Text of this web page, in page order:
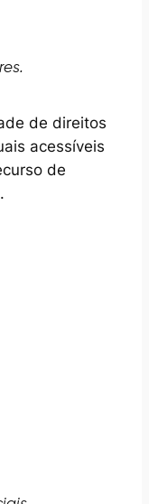
de direitos
acessíveis
de